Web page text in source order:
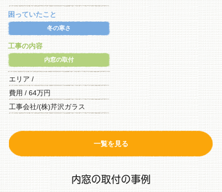
困っていたこと
冬の寒さ
工事の内容
内窓の取付
エリア /
費用 / 64万円
工事会社/(株)芹沢ガラス
一覧を見る
内窓の取付の事例